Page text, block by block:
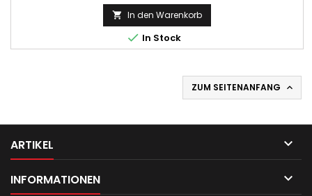
 In den Warenkorb
 In Stock
ZUM SEITENANFANG 
ARTIKEL 
INFORMATIONEN 